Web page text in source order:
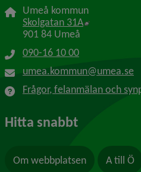
Umeå kommun
Skolgatan 31A Länk till
901 84 Umeå
090-16 10 00
umea.kommun@umea.se
Frågor, felanmälan och
Hitta snabbt
Om webbplatsen A till Ö